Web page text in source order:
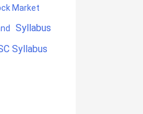
Market
Syllabus
Syllabus